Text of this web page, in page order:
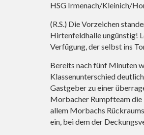
HSG Irmenach/Kleinich/
(R.S.) Die Vorzeichen
Hirtenfeldhalle ungünstig!
Verfügung, der selbst ins
Bereits nach fünf Minuten
Klassenunterschied
Gastgeber zu einer
Morbacher Rumpfteam die
allem Morbachs
ein, bei dem der